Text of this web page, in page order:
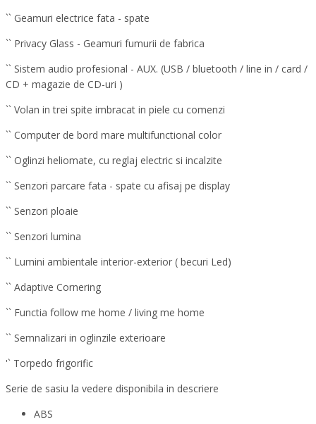
`` Geamuri electrice fata - spate
`` Privacy Glass - Geamuri fumurii de fabrica
`` Sistem audio profesional - AUX. (USB / bluetooth / line in / card /
CD + magazie de CD-uri )
`` Volan in trei spite imbracat in piele cu comenzi
`` Computer de bord mare multifunctional color
`` Oglinzi heliomate, cu reglaj electric si incalzite
`` Senzori parcare fata - spate cu afisaj pe display
`` Senzori ploaie
`` Senzori lumina
`` Lumini ambientale interior-exterior ( becuri Led)
`` Adaptive Cornering
`` Functia follow me home / living me home
`` Semnalizari in oglinzile exterioare
'` Torpedo frigorific
Serie de sasiu la vedere disponibila in descriere
ABS